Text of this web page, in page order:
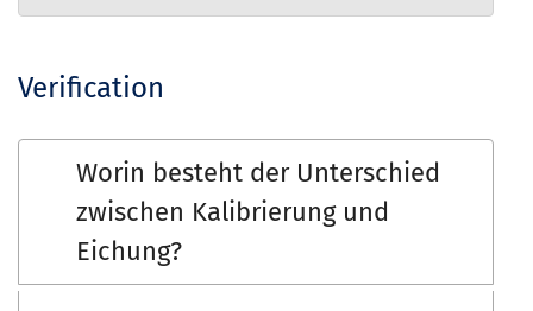
Verification
Worin besteht der Unterschied
zwischen Kalibrierung und
Eichung?